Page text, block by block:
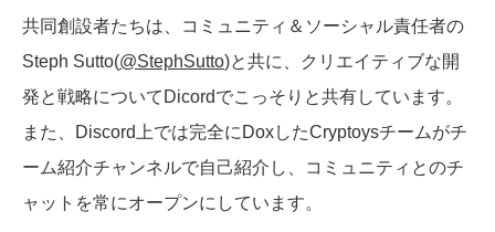
共同創設者たちは、コミュニティ＆ソーシャル責任者の
Steph Sutto(@StephSutto)と共に、クリエイティブな開
発と戦略についてDicordでこっそりと共有しています。
また、Discord上では完全にDoxしたCryptoysチームがチ
ーム紹介チャンネルで自己紹介し、コミュニティとのチ
ャットを常にオープンにしています。